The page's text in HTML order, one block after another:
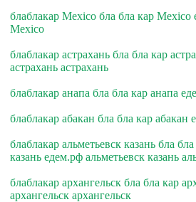
блаблакар Mexico бла бла кар
Mexico
блаблакар астрахань бла бла кар
астрахань астрахань
блаблакар анапа бла бла кар анапа
блаблакар абакан бла бла кар абакан
блаблакар альметьевск казань бла
казань едем.рф альметьевск казань
блаблакар архангельск бла бла кар
архангельск архангельск